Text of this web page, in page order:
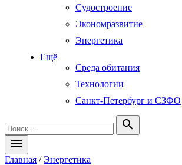
Судостроение
Экономразвитие
Энергетика
Ещё
Среда обитания
Технологии
Санкт-Петербург и СЗФО
search
menu
Главная /Энергетика